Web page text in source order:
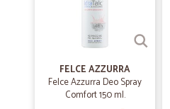
FELCE AZZURRA
Felce Azzurra Deo Spray
Comfort 150 ml.